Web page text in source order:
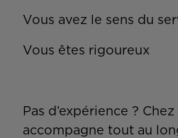
Vous avez le sens du
Vous êtes rigoureux
Pas d’expérience ?
accompagne tout au